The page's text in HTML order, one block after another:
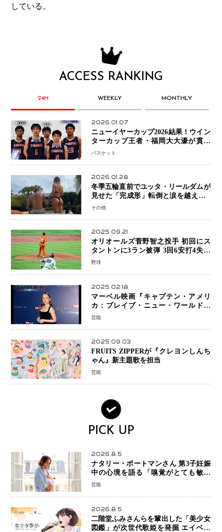
している。
ACCESS RANKING
24H WEEKLY MONTHLY
2026.01.07
ニューイヤーカップ2026結果！ウイン
ターカップ王者・福岡大大濠が貫禄
V！ 東山は“背番号継承”で新たな物語
バスケット
2026.01.28
冬季五輪直前でユッタ・リールダムが
見せた「完成形」転倒と涙を越えて─
ミラノで金を狙うオランダ女王の現在
その他
2025.09.21
オリオールズ菅野智之投手 初回にス
タントンに3ラン被弾 3回6安打4失点
で降板
野球
2025.02.18
マーベル映画『キャプテン・アメリ
カ：ブレイブ・ニュー・ワールド』
新ブラック・ウィドウ役のシラ・ハー
芸能
2025.09.03
FRUITS ZIPPERが『クレヨンしんち
ゃん』新主題歌を担当
芸能
PICK UP
2026.8.5
ナタリー・ポートマンさん 第3子妊娠
中の心境を語る「嗅覚がとても敏感
に」マタニティフォトも公開
芸能
2026.8.5
二階堂ふみさんらを輩出した「美少女
図鑑」が次世代歌姫を発掘 エイベッ